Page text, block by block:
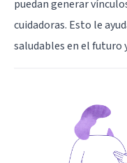
puedan generar
cuidadoras. Esto le
saludables en el futuro